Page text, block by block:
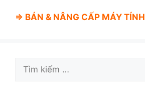
⇒ BÁN & NÂNG CẤP MÁY TÍNH
Tìm